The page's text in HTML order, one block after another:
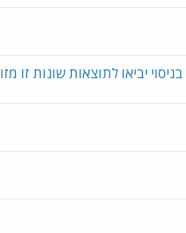
יביאו לתוצאות שונות זו מזו